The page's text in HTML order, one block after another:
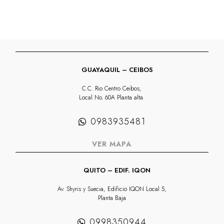
GUAYAQUIL – CEIBOS
C.C. Rio Centro Ceibos,
Local No. 60A Planta alta.
0983935481
VER MAPA
QUITO – EDIF. IQON
Av. Shyris y Suecia, Edificio IQON Local 5,
Planta Baja